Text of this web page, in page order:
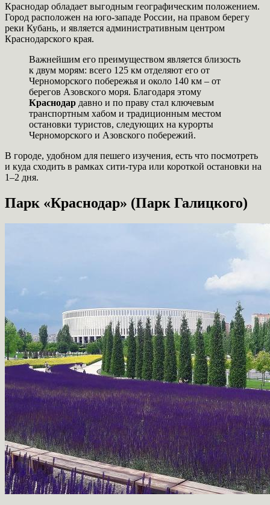
Краснодар обладает выгодным географическим положением.
Город расположен на юго-западе России, на правом берегу
реки Кубань, и является административным центром
Краснодарского края.
Важнейшим его преимуществом является близость
к двум морям: всего 125 км отделяют его от
Черноморского побережья и около 140 км – от
берегов Азовского моря. Благодаря этому
Краснодар давно и по праву стал ключевым
транспортным хабом и традиционным местом
остановки туристов, следующих на курорты
Черноморского и Азовского побережий.
В городе, удобном для пешего изучения, есть что посмотреть
и куда сходить в рамках сити-тура или короткой остановки на
1–2 дня.
Парк «Краснодар» (Парк Галицкого)